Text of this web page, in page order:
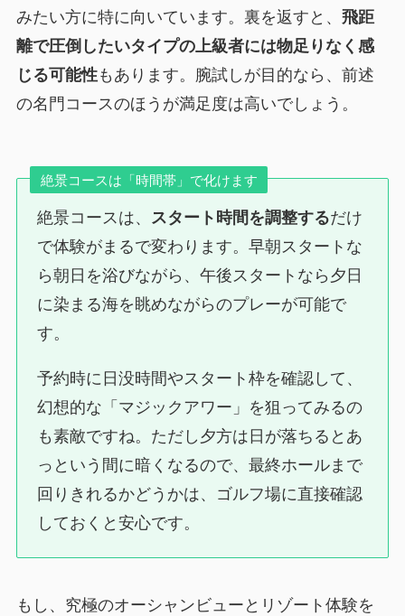
みたい方に特に向いています。裏を返すと、 飛距
離で圧倒したいタイプの上級者には物足りなく感
じる可能性もあります。腕試しが目的なら、前述
の名門コースのほうが満足度は高いでしょう。
絶景コースは「時間帯」で化けます
絶景コースは、 スタート時間を調整するだけ
で体験がまるで変わります。早朝スタートな
ら朝日を浴びながら、午後スタートなら夕日
に染まる海を眺めながらのプレーが可能で
す。
予約時に日没時間やスタート枠を確認して、
幻想的な「マジックアワー」を狙ってみるの
も素敵ですね。ただし夕方は日が落ちるとあ
っという間に暗くなるので、最終ホールまで
回りきれるかどうかは、ゴルフ場に直接確認
しておくと安心です。
もし、究極のオーシャンビューとリゾート体験を